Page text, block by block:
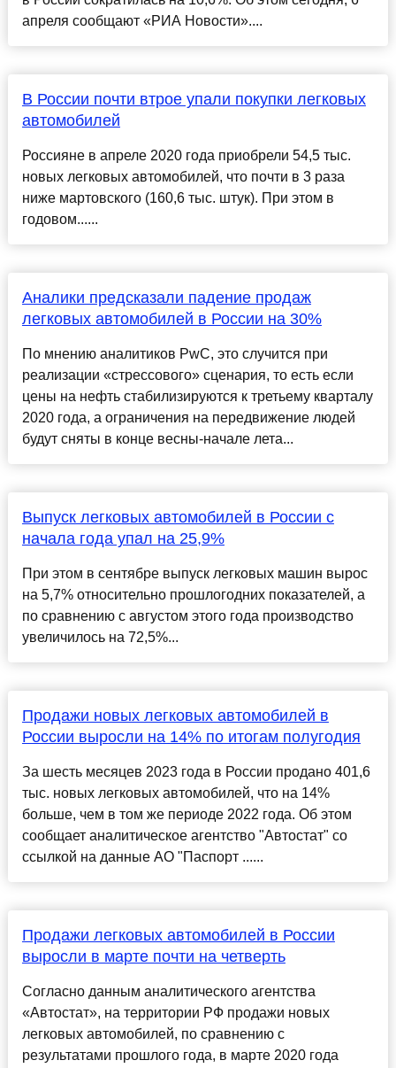
апреля сообщают «РИА Новости»....
В России почти втрое упали покупки легковых
автомобилей
Россияне в апреле 2020 года приобрели 54,5 тыс.
новых легковых автомобилей, что почти в 3 раза
ниже мартовского (160,6 тыс. штук). При этом в
годовом......
Аналики предсказали падение продаж
легковых автомобилей в России на 30%
По мнению аналитиков PwC, это случится при
реализации «стрессового» сценария, то есть если
цены на нефть стабилизируются к третьему кварталу
2020 года, а ограничения на передвижение людей
будут сняты в конце весны-начале лета...
Выпуск легковых автомобилей в России с
начала года упал на 25,9%
При этом в сентябре выпуск легковых машин вырос
на 5,7% относительно прошлогодних показателей, а
по сравнению с августом этого года производство
увеличилось на 72,5%...
Продажи новых легковых автомобилей в
России выросли на 14% по итогам полугодия
За шесть месяцев 2023 года в России продано 401,6
тыс. новых легковых автомобилей, что на 14%
больше, чем в том же периоде 2022 года. Об этом
сообщает аналитическое агентство "Автостат" со
ссылкой на данные АО "Паспорт ......
Продажи легковых автомобилей в России
выросли в марте почти на четверть
Согласно данным аналитического агентства
«Автостат», на территории РФ продажи новых
легковых автомобилей, по сравнению с
результатами прошлого года, в марте 2020 года